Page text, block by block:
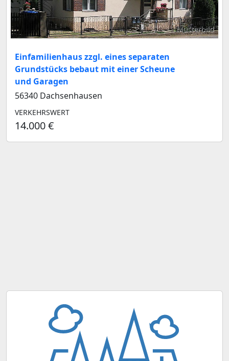
Musterbild
Einfamilienhaus zzgl. eines separaten
Grundstücks bebaut mit einer Scheune
und Garagen
56340 Dachsenhausen
VERKEHRSWERT
14.000 €